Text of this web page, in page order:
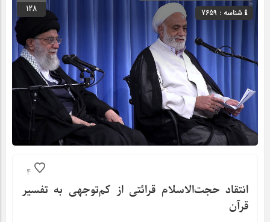
شناسه : 7659
128
4
انتقاد حجت‌الاسلام قرائتی از کم‌توجهی به تفسیر
قرآن